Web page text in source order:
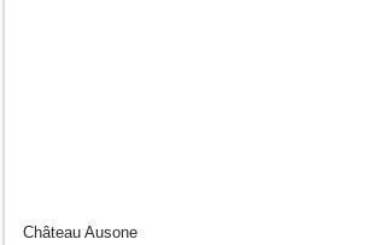
Château Ausone